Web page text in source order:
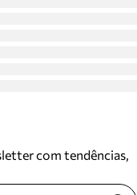
com tendências,